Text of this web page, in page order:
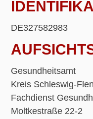
DE327582983
Gesundheitsamt
Kreis Schleswig-
Fachdienst
Moltkestraße 22-2